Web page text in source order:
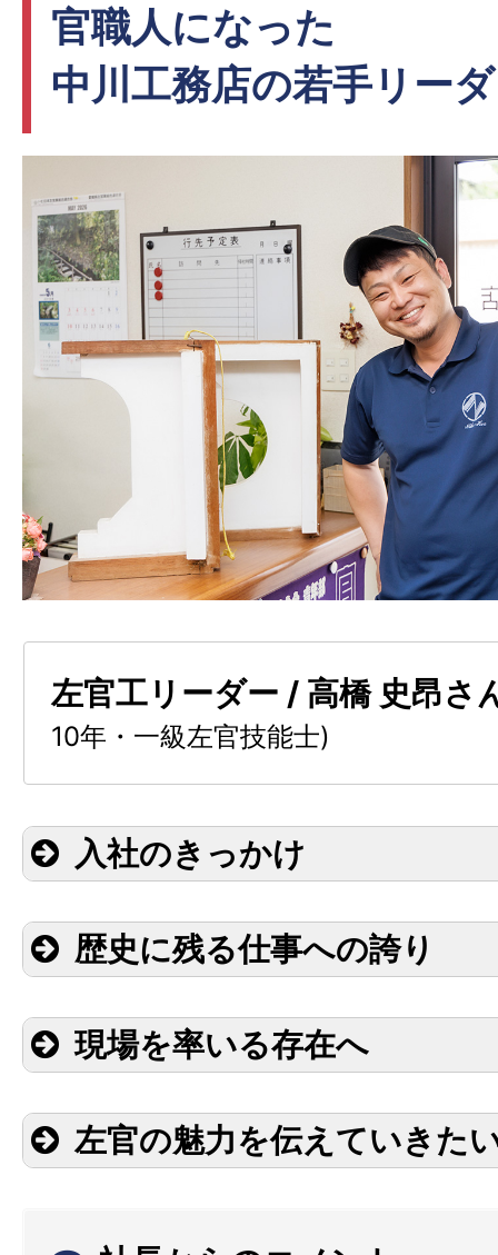
官職人になった
中川工務店の若手リー
左官工リーダー / 高橋 史昂さ
10年・一級左官技能士)
入社のきっかけ
歴史に残る仕事への誇り
現場を率いる存在へ
左官の魅力を伝えていきた